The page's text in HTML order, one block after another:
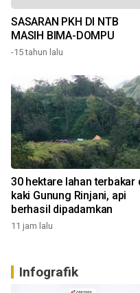
SASARAN PKH DI NTB
MASIH BIMA-DOMPU
-15 tahun lalu
30 hektare lahan terbakar
kaki Gunung Rinjani, api
berhasil dipadamkan
11 jam lalu
Infografik